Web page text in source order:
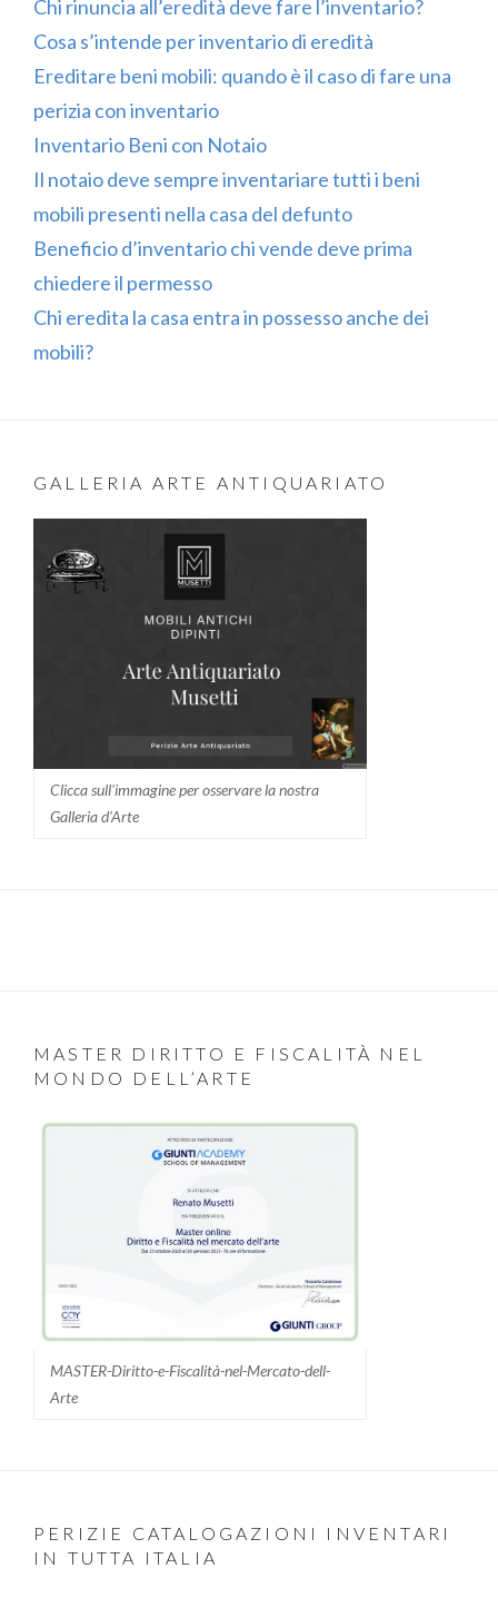
Chi rinuncia all’eredità deve fare l’inventario?
Cosa s’intende per inventario di eredità
Ereditare beni mobili: quando è il caso di fare una
perizia con inventario
Inventario Beni con Notaio
Il notaio deve sempre inventariare tutti i beni
mobili presenti nella casa del defunto
Beneficio d’inventario chi vende deve prima
chiedere il permesso
Chi eredita la casa entra in possesso anche dei
mobili?
GALLERIA ARTE ANTIQUARIATO
Clicca sull'immagine per osservare la nostra
Galleria d'Arte
MASTER DIRITTO E FISCALITÀ NEL
MONDO DELL’ARTE
MASTER-Diritto-e-Fiscalità-nel-Mercato-dell-
Arte
PERIZIE CATALOGAZIONI INVENTARI
IN TUTTA ITALIA